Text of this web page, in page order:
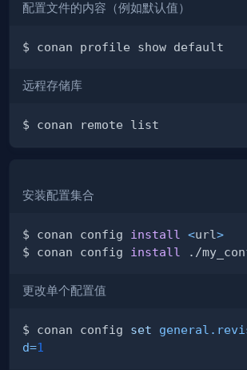
配置文件的内容（例如默认值）
远程存储库
安装配置集合
$ conan config install <url>
$ conan config install
更改单个配置值
$ conan config set
d=1